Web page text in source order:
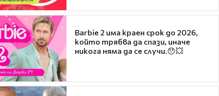
Barbie 2 има краен срок до 2026,
който трябва да спази, иначе
никога няма да се случи.😯💥